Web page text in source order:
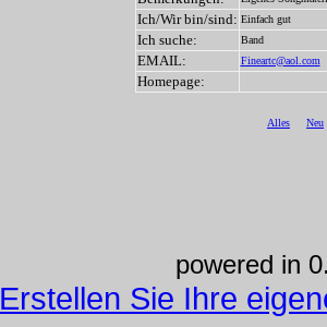
Ich/Wir bin/sind: Einfach gut
Ich suche: Band
EMAIL: Fineartc@aol.com
Homepage:
Alles Neu
powered in
Erstellen Sie Ihre